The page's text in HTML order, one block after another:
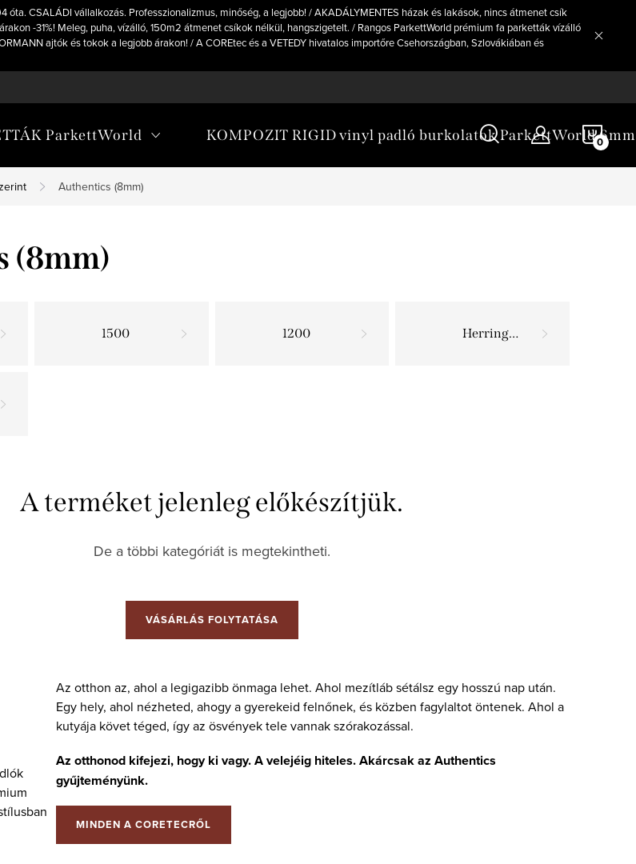
CSALÁDI vállalkozás. Professzionalizmus, minőség, a legjobb! / AKADÁLYMENTES házak és lakások, nincs átmenet csík
-31%! Meleg, puha, vízálló, 150m2 átmenet csíkok nélkül, hangszigetelt. / Rangos ParkettWorld prémium fa parketták vízálló
ajtók és tokok a legjobb árakon! / A COREtec és a VETEDY hivatalos importőre Csehországban, Szlovákiában és
ParkettWorld KOMPOZIT RIGID vinyl padló burkolatok ParkettWorld 6mm
Authentics (8mm)
(8mm)
1500 1200 Herringbone
A terméket jelenleg előkészítjük.
De a többi kategóriát is megtekintheti.
VÁSÁRLÁS FOLYTATÁSA
Az otthon az, ahol a legigazibb önmaga lehet. Ahol mezítláb sétálsz egy hosszú nap után.
Egy hely, ahol nézheted, ahogy a gyerekeid felnőnek, és közben fagylaltot öntenek. Ahol a
kutyája követ téged, így az ösvények tele vannak szórakozással.
Az otthonod kifejezi, hogy ki vagy. A velejéig hiteles. Akárcsak az Authentics
gyűjteményünk.
MINDEN A CORETECRŐL